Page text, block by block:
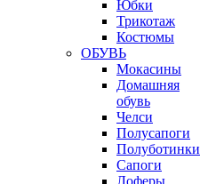
Юбки
Трикотаж
Костюмы
ОБУВЬ
Мокасины
Домашняя
обувь
Челси
Полусапоги
Полуботинки
Сапоги
Лоферы